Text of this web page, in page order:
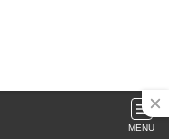
MENU